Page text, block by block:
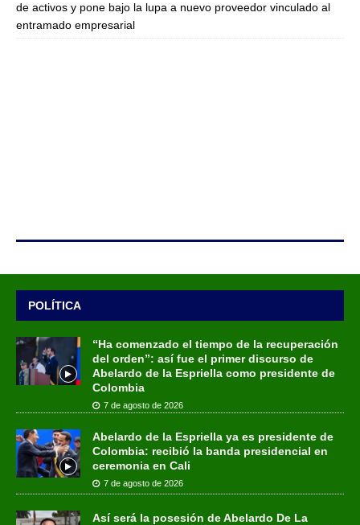
de activos y pone bajo la lupa a nuevo proveedor vinculado al
entramado empresarial
POLÍTICA
“Ha comenzado el tiempo de la recuperación
del orden”: así fue el primer discurso de
Abelardo de la Espriella como presidente de
Colombia
7 de agosto de 2026
Abelardo de la Espriella ya es presidente de
Colombia: recibió la banda presidencial en
ceremonia en Cali
7 de agosto de 2026
Así será la posesión de Abelardo De La